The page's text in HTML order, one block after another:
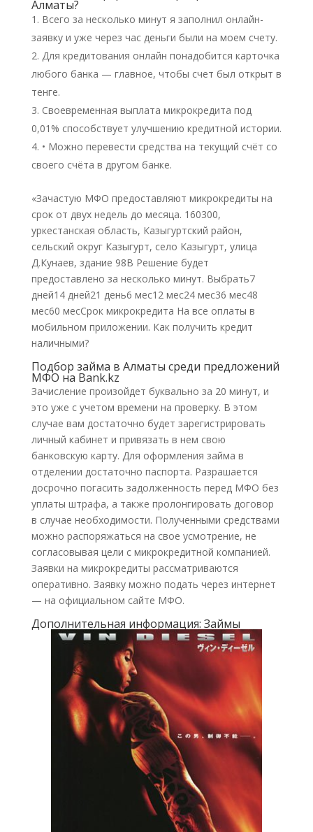
Алматы?
Всего за несколько минут я заполнил онлайн-
заявку и уже через час деньги были на моем счету.
Для кредитования онлайн понадобится карточка
любого банка — главное, чтобы счет был открыт в
тенге.
Своевременная выплата микрокредита под
0,01% способствует улучшению кредитной истории.
• Можно перевести средства на текущий счёт со
своего счёта в другом банке.
«Зачастую МФО предоставляют микрокредиты на
срок от двух недель до месяца. 160300,
уркестанская область, Казыгуртский район,
сельский округ Казыгурт, село Казыгурт, улица
Д.Кунаев, здание 98В Решение будет
предоставлено за несколько минут. Выбрать7
дней14 дней21 день6 мес12 мес24 мес36 мес48
мес60 месСрок микрокредита На все оплаты в
мобильном приложении. Как получить кредит
наличными?
Подбор займа в Алматы среди предложений
МФО на Bank.kz
Зачисление произойдет буквально за 20 минут, и
это уже с учетом времени на проверку. В этом
случае вам достаточно будет зарегистрировать
личный кабинет и привязать в нем свою
банковскую карту. Для оформления займа в
отделении достаточно паспорта. Разрашается
досрочно погасить задолженность перед МФО без
уплаты штрафа, а также пролонгировать договор
в случае необходимости. Полученными средствами
можно распоряжаться на свое усмотрение, не
согласовывая цели с микрокредитной компанией.
Заявки на микрокредиты рассматриваются
оперативно. Заявку можно подать через интернет
— на официальном сайте МФО.
Дополнительная информация: Займы